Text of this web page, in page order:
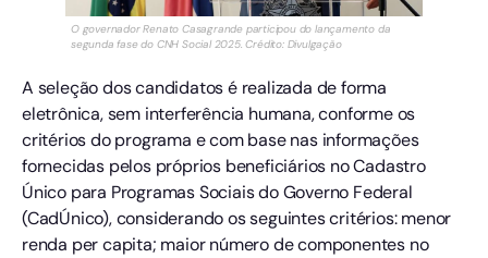
O governador Renato Casagrande participou do lançamento da
segunda fase do CNH Social 2025. Crédito: Divulgação
A seleção dos candidatos é realizada de forma
eletrônica, sem interferência humana, conforme os
critérios do programa e com base nas informações
fornecidas pelos próprios beneficiários no Cadastro
Único para Programas Sociais do Governo Federal
(CadÚnico), considerando os seguintes critérios: menor
renda per capita; maior número de componentes no